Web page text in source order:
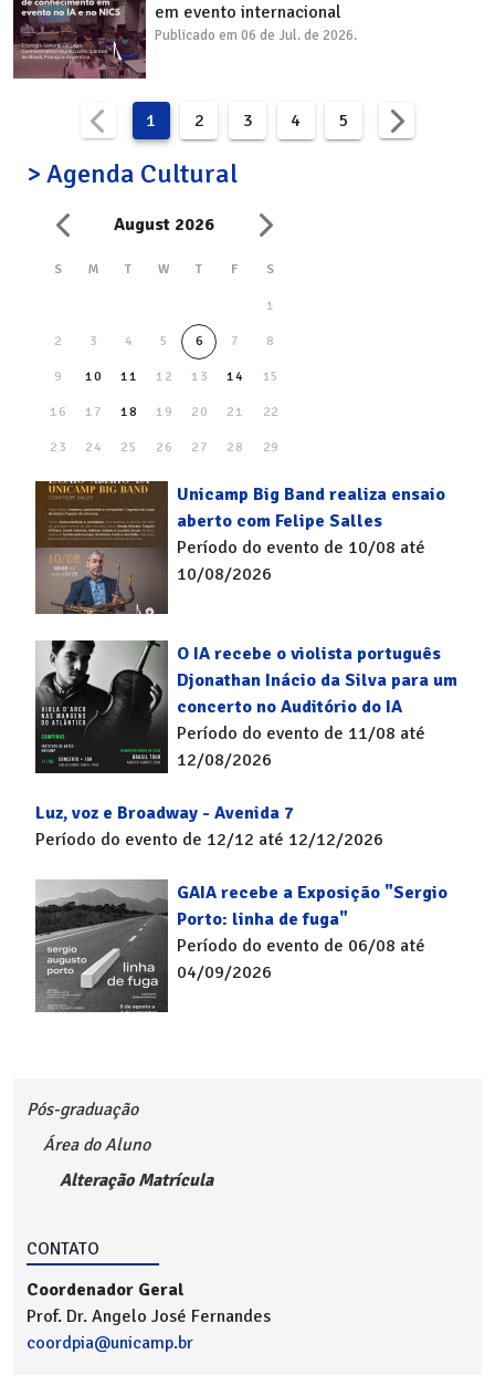
em evento internacional
Publicado em 06 de Jul. de 2026.
1 2 3 4 5
> Agenda Cultural
August 2026
S M T W T F S
1
2 3 4 5 6 7 8
9 10 11 12 13 14 15
16 17 18 19 20 21 22
23 24 25 26 27 28 29
30 31
Unicamp Big Band realiza ensaio
aberto com Felipe Salles
Período do evento de 10/08 até
10/08/2026
O IA recebe o violista português
Djonathan Inácio da Silva para um
concerto no Auditório do IA
Período do evento de 11/08 até
12/08/2026
Luz, voz e Broadway - Avenida 7
Período do evento de 12/12 até 12/12/2026
GAIA recebe a Exposição "Sergio
Porto: linha de fuga"
Período do evento de 06/08 até
04/09/2026
Pós-graduação
Área do Aluno
Alteração Matrícula
CONTATO
Coordenador Geral
Prof. Dr. Angelo José Fernandes
coordpia@unicamp.br